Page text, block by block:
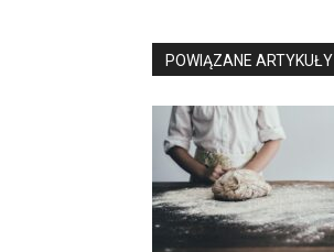
POWIĄZANE ARTYKUŁY